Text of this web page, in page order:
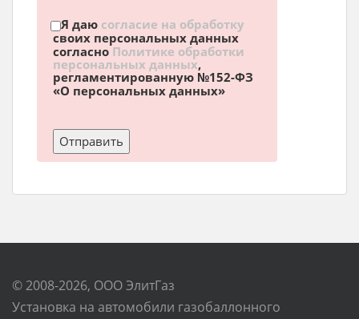
Я даю согласие на обработку
своих персональных данных
согласно Политике обработки
персональных данных,
регламентированную №152-ФЗ
«О персональных данных»
© 2008-2026, ООО ЭлитГаз
Установка на автомобили газобаллонного